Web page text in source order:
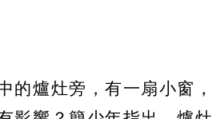
的爐灶旁，有一扇小窗，